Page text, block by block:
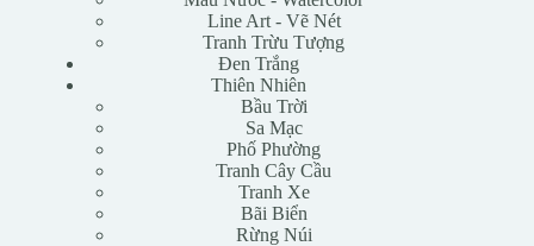
Line Art - Vẽ Nét
Tranh Trừu Tượng
Đen Trắng
Thiên Nhiên
Bầu Trời
Sa Mạc
Phố Phường
Tranh Cây Cầu
Tranh Xe
Bãi Biển
Rừng Núi